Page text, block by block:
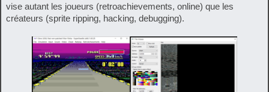
vise autant les joueurs (retroachievements, online) que les
créateurs (sprite ripping, hacking, debugging).